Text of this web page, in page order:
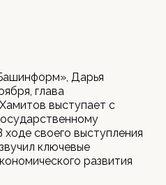
Дарья
глава
выступает с
своего выступления
ключевые
развития